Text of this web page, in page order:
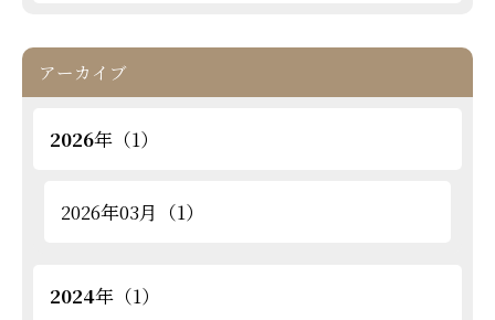
アーカイブ
2026年（1）
2026年03月（1）
2024年（1）